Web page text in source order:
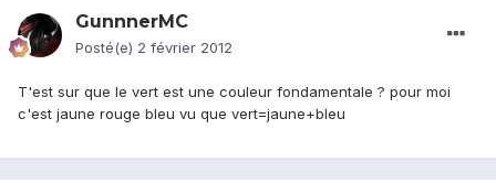
GunnnerMC
Posté(e) 2 février 2012
T'est sur que le vert est une couleur fondamentale ? pour moi
c'est jaune rouge bleu vu que vert=jaune+bleu